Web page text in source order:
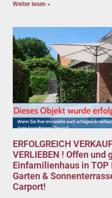
Weiter lesen »
ERFOLGREICH
VERLIEBEN ! Offen
Einfamilienhaus in
Garten &
Carport!